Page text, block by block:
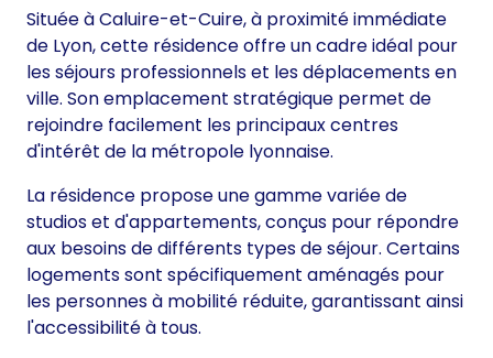
Située à Caluire-et-Cuire, à proximité immédiate
de Lyon, cette résidence offre un cadre idéal pour
les séjours professionnels et les déplacements en
ville. Son emplacement stratégique permet de
rejoindre facilement les principaux centres
d'intérêt de la métropole lyonnaise.
La résidence propose une gamme variée de
studios et d'appartements, conçus pour répondre
aux besoins de différents types de séjour. Certains
logements sont spécifiquement aménagés pour
les personnes à mobilité réduite, garantissant ainsi
l'accessibilité à tous.